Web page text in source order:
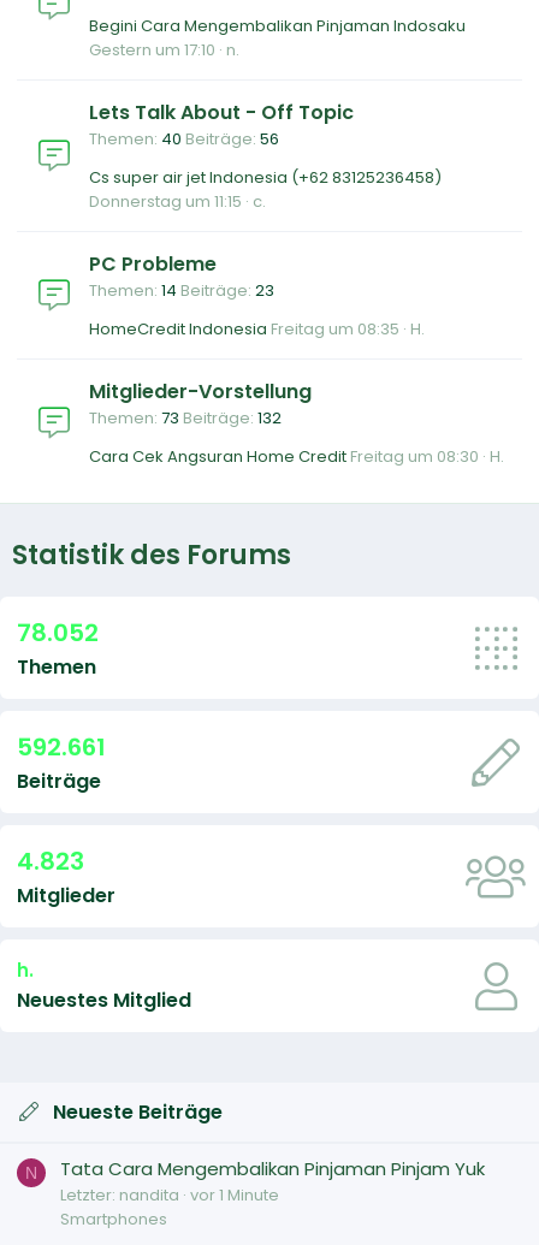
Begini Cara Mengembalikan Pinjaman Indosaku
Gestern um 17:10 n.
Lets Talk About - Off Topic
Themen 40 Beiträge 56
Cs super air jet Indonesia (+62 83125236458)
Donnerstag um 11:15 c.
PC Probleme
Themen 14 Beiträge 23
HomeCredit Indonesia Freitag um 08:35 H.
Mitglieder-Vorstellung
Themen 73 Beiträge 132
Cara Cek Angsuran Home Credit Freitag um 08:30 H.
Statistik des Forums
Themen
78.052
Beiträge
592.661
Mitglieder
4.823
Neuestes Mitglied
h.
Neueste Beiträge
N Tata Cara Mengembalikan Pinjaman Pinjam Yuk
Letzter: nandita vor 1 Minute
Smartphones